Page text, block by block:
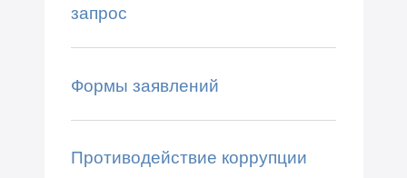
запрос
Формы заявлений
Противодействие коррупции